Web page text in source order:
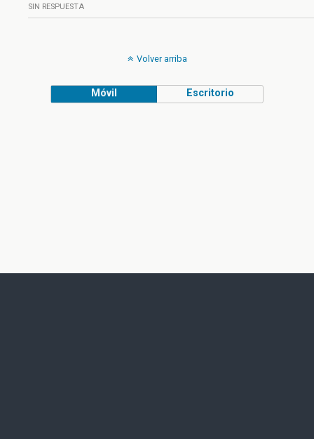
SIN RESPUESTA
Volver arriba
Móvil Escritorio